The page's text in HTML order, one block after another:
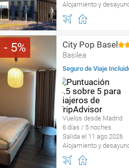
Alojamiento y
5 City Pop Basel
Basilea
Seguro de Viaje
Vuelos desde Madrid
6 días / 5 noches
Salida el 11 ago 2026
Alojamiento y